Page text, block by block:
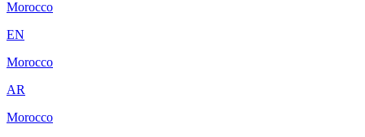
Morocco
EN
Morocco
AR
Morocco